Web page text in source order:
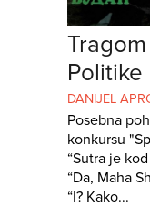
Politike
DANIJEL
Posebna
konkursu
“Sutra je
“Da, Maha
“I? Kako...